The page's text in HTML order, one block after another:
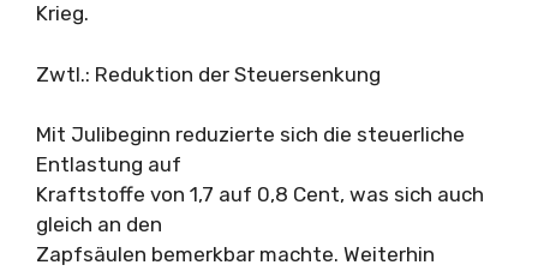
Krieg.
Zwtl.: Reduktion der Steuersenkung
Mit Julibeginn reduzierte sich die steuerliche
Entlastung auf
Kraftstoffe von 1,7 auf 0,8 Cent, was sich auch
gleich an den
Zapfsäulen bemerkbar machte. Weiterhin